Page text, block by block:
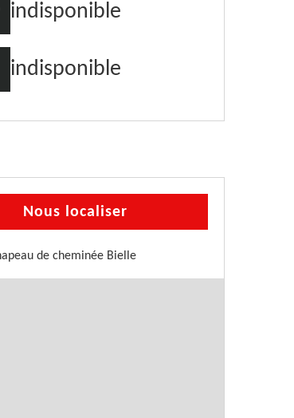
indisponible
indisponible
Nous localiser
de cheminée Bielle